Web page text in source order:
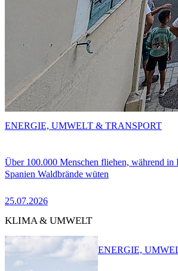
Über 100.000 Menschen fliehen, während in
Spanien Waldbrände wüten
25.07.2026
ENERGIE, UMWELT & TRANSPORT
KLIMA & UMWELT
ENERGIE,